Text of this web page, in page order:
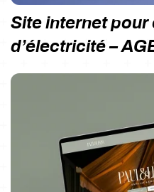
Site internet pour
d’électricité –